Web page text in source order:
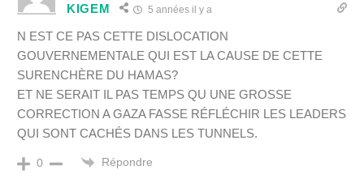
KIGEM 5 années il y a
N EST CE PAS CETTE DISLOCATION
GOUVERNEMENTALE QUI EST LA CAUSE DE CETTE
SURENCHÈRE DU HAMAS?
ET NE SERAIT IL PAS TEMPS QU UNE GROSSE
CORRECTION A GAZA FASSE RÉFLÉCHIR LES LEADERS
QUI SONT CACHÉS DANS LES TUNNELS.
0 Répondre